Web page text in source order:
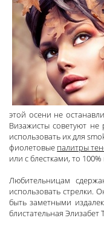
этой осени не
Визажисты советуют не
использовать их для
фиолетовые палитры
или с блестками, то
Любительницам
использовать стрелки.
быть заметными
блистательная Элизабет